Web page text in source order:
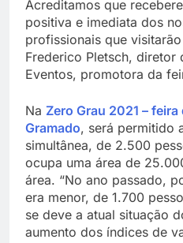
Acreditamos que
positiva e imediata dos
profissionais que
Frederico Pletsch, diretor
Eventos, promotora da
Na Zero Grau 2021 –
Gramado, será permitido
simultânea, de 2.500
ocupa uma área de
área. “No ano passado,
era menor, de 1.700
se deve a atual situação
aumento dos índices de